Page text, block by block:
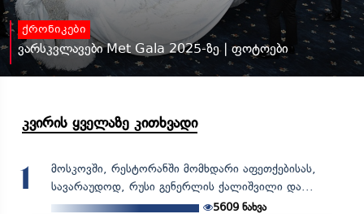
ქრონიკები
ვარსკვლავები Met Gala 2025-ზე | ფოტოები
კვირის ყველაზე კითხვადი
1
მოსკოვში, რესტორანში მომხდარი აფეთქებისას,
სავარაუდოდ, რუსი გენერლის ქალიშვილი და...
5609 ნახვა